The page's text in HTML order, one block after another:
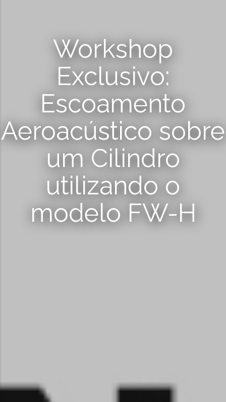
Workshop
Exclusivo:
Escoamento
Aeroacústico sobre
um Cilindro
utilizando o
modelo FW-H